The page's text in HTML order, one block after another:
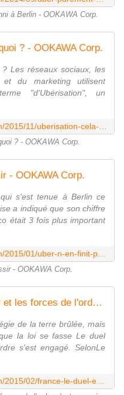
à Berlin - OOKAWA Corp.
? - OOKAWA Corp.
Les réseaux sociaux, les
et du marketing utilisent
"d'Ubérisation", un
? - OOKAWA Corp.
- OOKAWA Corp.
s'est tenue à Berlin ce
a indiqué que son chiffre
était 3 fois plus important
- OOKAWA Corp.
France : Le duel entre Uber et les forces de l'ordre s'est engagé - OOKAWA Corp.
de la terre brûlée, mais
la loi se fasse Le duel
s'est engagé. SelonLe